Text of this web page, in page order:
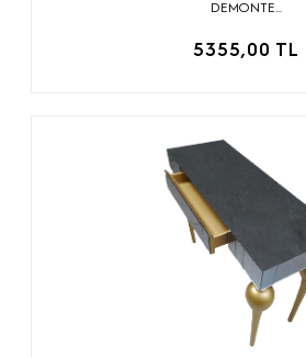
DEMONTE...
5355,00 TL